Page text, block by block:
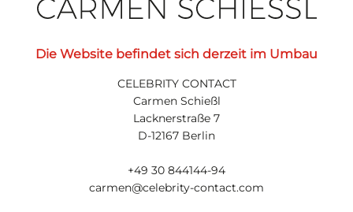
Die Website befindet sich derzeit im Umbau
CELEBRITY CONTACT
Carmen Schießl
Lacknerstraße 7
D-12167 Berlin
+49 30 844144-94
carmen@celebrity-contact.com